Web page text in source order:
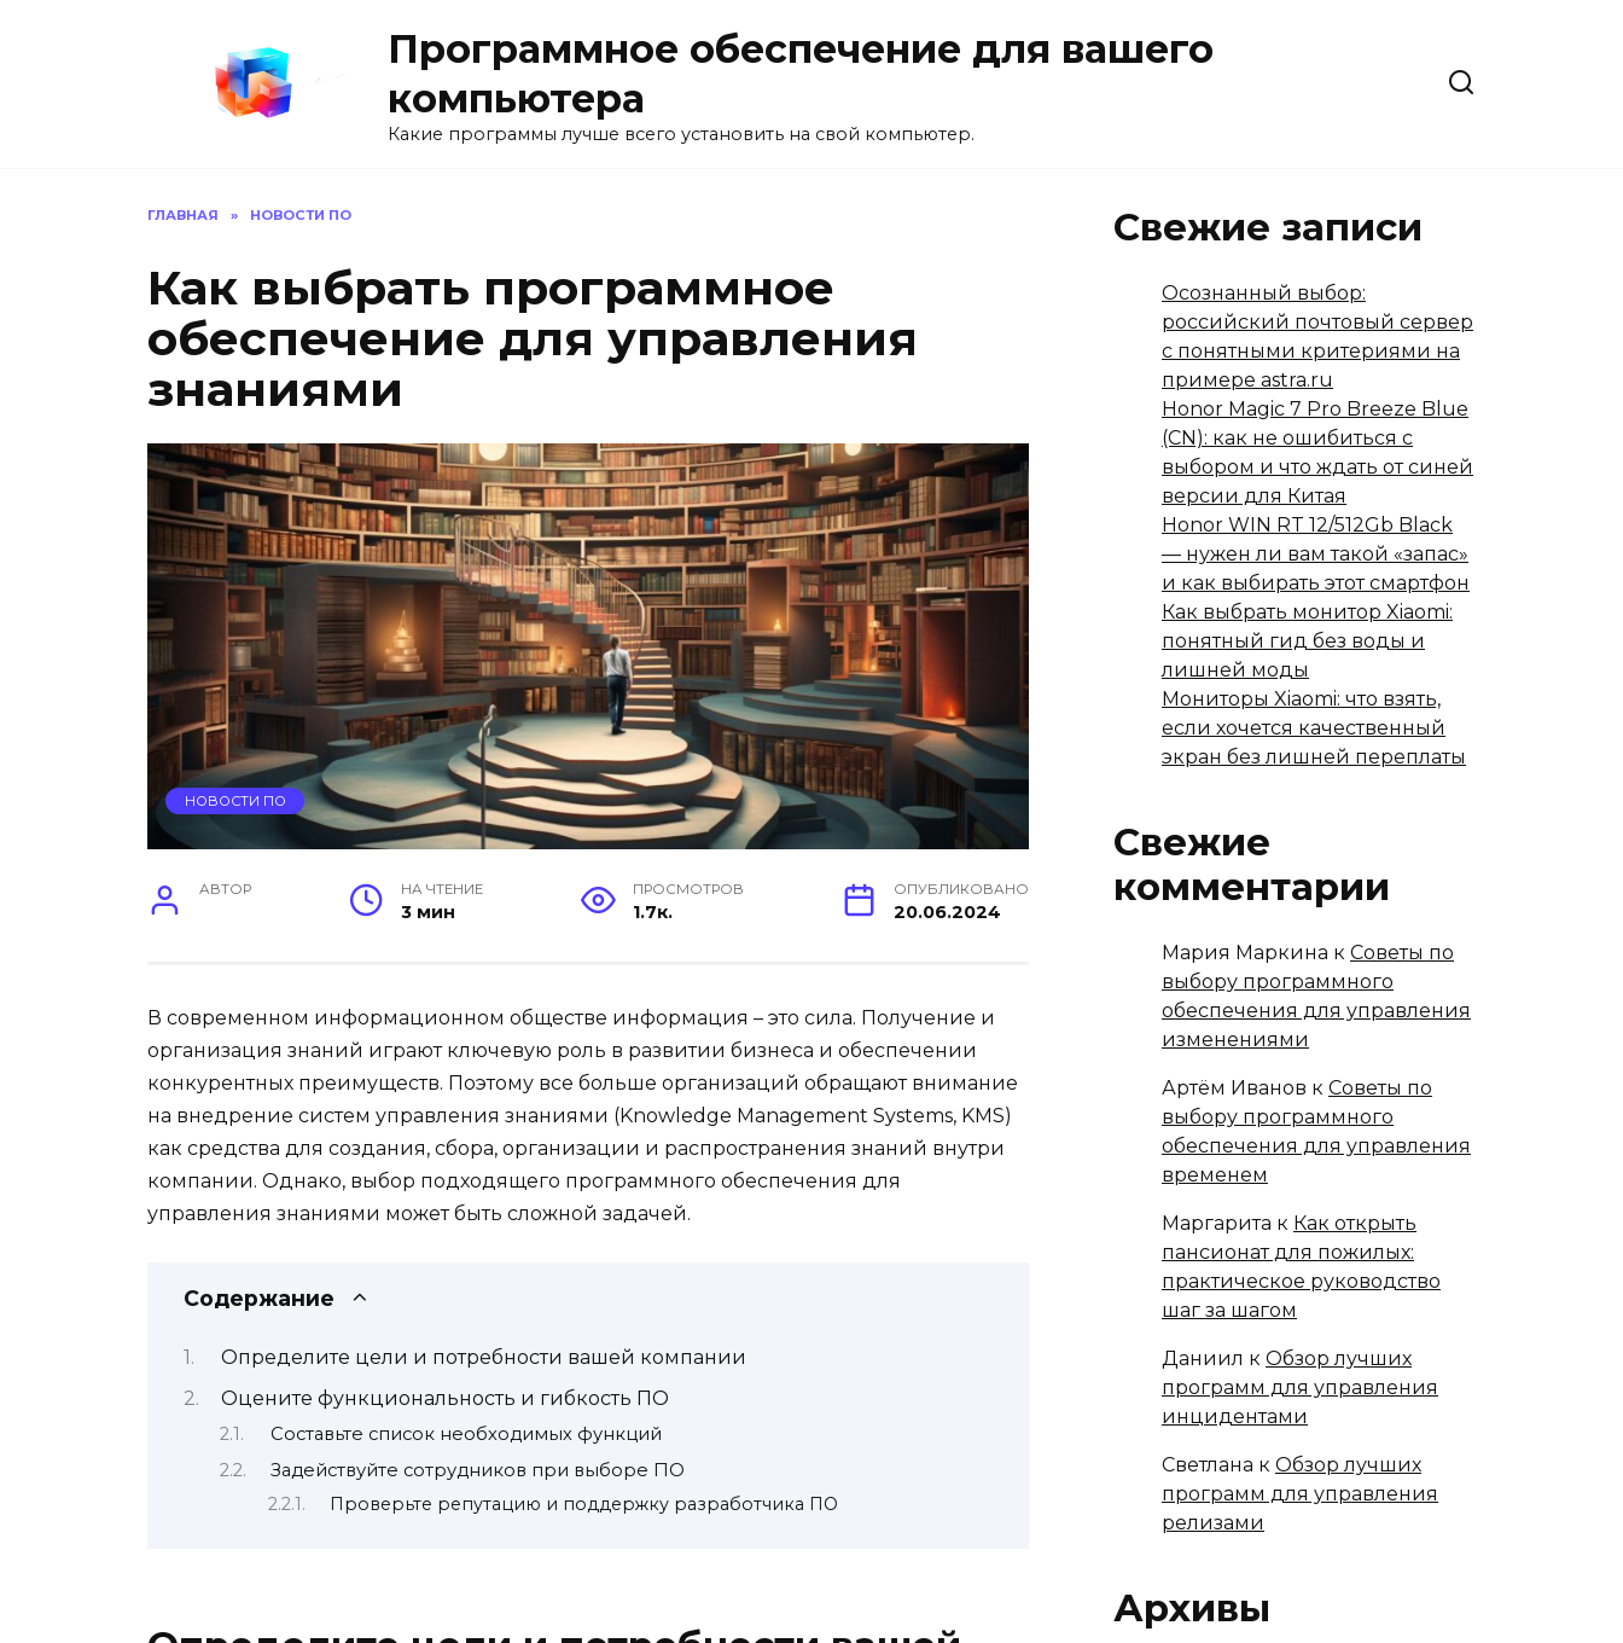
Программное обеспечение для вашего
компьютера
Какие программы лучше всего установить на свой компьютер.
ГЛАВНАЯ » НОВОСТИ ПО
Как выбрать программное
обеспечение для управления
знаниями
НОВОСТИ ПО
АВТОР НА ЧТЕНИЕ
3 мин
ПРОСМОТРОВ
1.7к.
ОПУБЛИКОВАНО
20.06.2024
В современном информационном обществе информация – это сила. Получение и
организация знаний играют ключевую роль в развитии бизнеса и обеспечении
конкурентных преимуществ. Поэтому все больше организаций обращают внимание
на внедрение систем управления знаниями (Knowledge Management Systems, KMS)
как средства для создания, сбора, организации и распространения знаний внутри
компании. Однако, выбор подходящего программного обеспечения для
управления знаниями может быть сложной задачей.
Содержание
Определите цели и потребности вашей компании
Оцените функциональность и гибкость ПО
Составьте список необходимых функций
Задействуйте сотрудников при выборе ПО
Проверьте репутацию и поддержку разработчика ПО
Свежие записи
Осознанный выбор:
российский почтовый сервер
с понятными критериями на
примере astra.ru
Honor Magic 7 Pro Breeze Blue
(CN): как не ошибиться с
выбором и что ждать от синей
версии для Китая
Honor WIN RT 12/512Gb Black
— нужен ли вам такой «запас»
и как выбирать этот смартфон
Как выбрать монитор Xiaomi:
понятный гид без воды и
лишней моды
Мониторы Xiaomi: что взять,
если хочется качественный
экран без лишней переплаты
Свежие
комментарии
Мария Маркина к Советы по
выбору программного
обеспечения для управления
изменениями
Артём Иванов к Советы по
выбору программного
обеспечения для управления
временем
Маргарита к Как открыть
пансионат для пожилых:
практическое руководство
шаг за шагом
Даниил к Обзор лучших
программ для управления
инцидентами
Светлана к Обзор лучших
программ для управления
релизами
Архивы